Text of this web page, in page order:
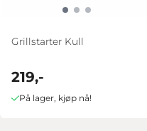
Grillstarter Kull
219,-
På lager, kjøp nå!